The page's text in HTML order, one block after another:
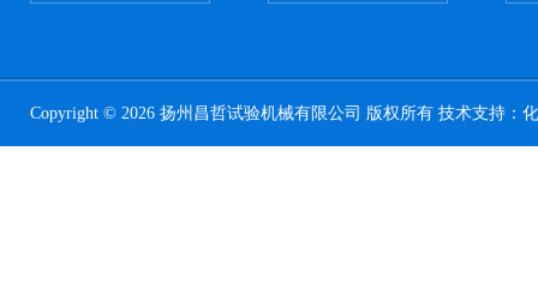
Copyright © 2026 扬州昌哲试验机械有限公司 版权所有 技术支持：